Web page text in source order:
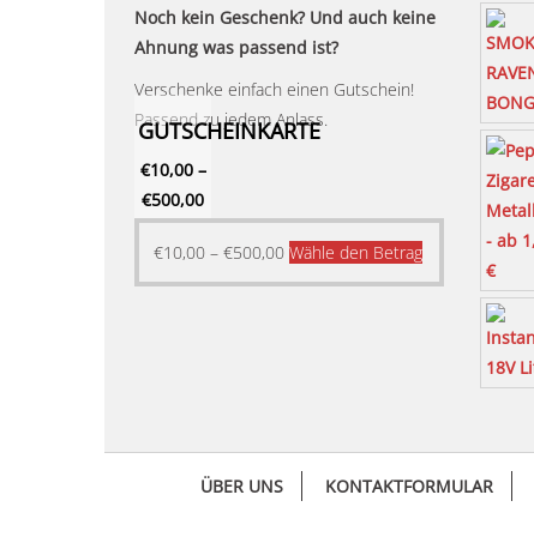
Noch kein Geschenk? Und auch keine
Ahnung was passend ist?
Verschenke einfach einen Gutschein!
Passend zu jedem Anlass.
GUTSCHEINKARTE
€10,00–
€500,00
€10,00 – €500,00 Wähle den BetragDieses
Produkt
Varianten
Optionen
können
ÜBER UNS KONTAKTFORMULAR